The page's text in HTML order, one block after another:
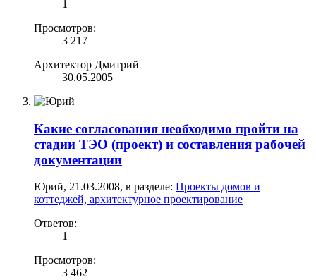
1
Просмотров:
3 217
Архитектор Дмитрий
30.05.2005
Какие согласования необходимо пройти на
стадии ТЭО (проект) и составления рабочей
документации
Юрий, 21.03.2008, в разделе: Проекты домов и
коттеджей, архитектурное проектирование
Ответов:
1
Просмотров:
3 462